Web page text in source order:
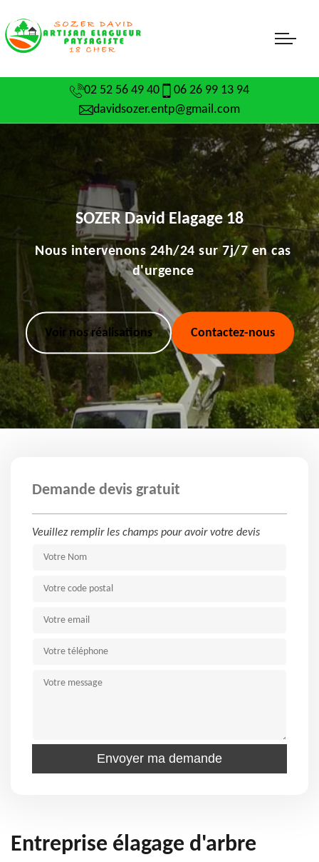
02 52 56 49 40
06 26 99 13 94
davidsozer.entp@gmail.com
SOZER David Elagage 18
Nous intervenons 24h/24 sur 7j/7 en cas
d'urgence
Voir nos réalisations Contactez-nous
Demande devis gratuit
Veuillez remplir les champs pour avoir votre devis
Entreprise élagage d'arbre